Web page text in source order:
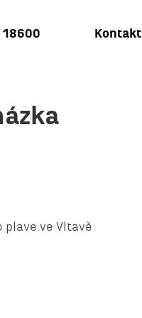
18600 Kontakt
plave ve Vltavě